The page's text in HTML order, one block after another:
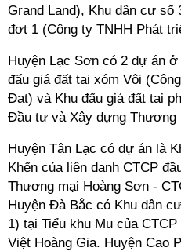
Grand Land), Khu dân cư số
đợt 1 (Công ty TNHH Phát
Huyện Lạc Sơn có 2 dự án
đấu giá đất tại xóm Vôi
Đạt) và Khu đấu giá đất tại
Đầu tư và Xây dựng Thương
Huyện Tân Lạc có dự án là
Khến của liên danh CTCP
Thương mại Hoàng Sơn -
Huyện Đà Bắc có Khu dân
1) tại Tiểu khu Mu của
Việt Hoàng Gia. Huyện Cao